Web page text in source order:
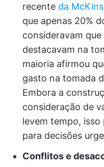
recente da
que apenas 20%
consideravam
destacavam na
maioria afirmou
gasto na tomada
Embora a
consideração de
levem tempo, isso
para decisões
Conflitos e